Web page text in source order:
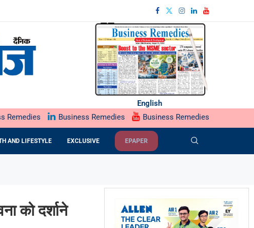
English
Remedies Business Remedies Business Remedies
AND LIFESTYLE EXCLUSIVE EPAPER
को दर्शाने